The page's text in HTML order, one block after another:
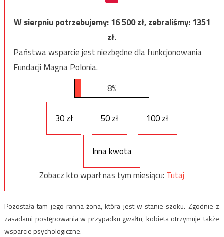
W sierpniu potrzebujemy:16 500zł, zebraliśmy:1351
zł.
Państwa wsparcie jest niezbędne dla funkcjonowania
Fundacji Magna Polonia.
8%
30 zł 50 zł 100 zł
Inna kwota
Zobacz kto wparł nas tym miesiącu: Tutaj
Pozostała tam jego ranna żona, która jest w stanie szoku. Zgodnie z
zasadami postępowania w przypadku gwałtu, kobieta otrzymuje także
wsparcie psychologiczne.